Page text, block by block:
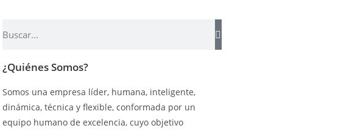
¿Quiénes Somos?
Somos una empresa líder, humana, inteligente,
dinámica, técnica y flexible, conformada por un
equipo humano de excelencia, cuyo objetivo